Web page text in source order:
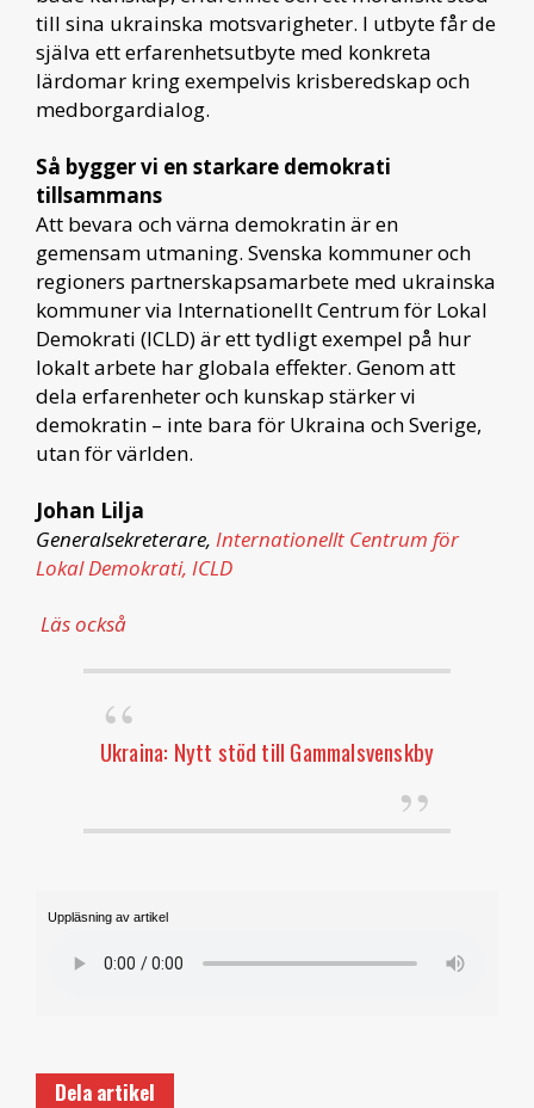
till sina ukrainska motsvarigheter. I utbyte får de
själva ett erfarenhetsutbyte med konkreta
lärdomar kring exempelvis krisberedskap och
medborgardialog.
Så bygger vi en starkare demokrati
tillsammans
Att bevara och värna demokratin är en
gemensam utmaning. Svenska kommuner och
regioners partnerskapsamarbete med ukrainska
kommuner via Internationellt Centrum för Lokal
Demokrati (ICLD) är ett tydligt exempel på hur
lokalt arbete har globala effekter. Genom att
dela erfarenheter och kunskap stärker vi
demokratin – inte bara för Ukraina och Sverige,
utan för världen.
Johan Lilja
Generalsekreterare, Internationellt Centrum för
Lokal Demokrati, ICLD
Läs också
Ukraina: Nytt stöd till Gammalsvenskby
Uppläsning av artikel
Dela artikel